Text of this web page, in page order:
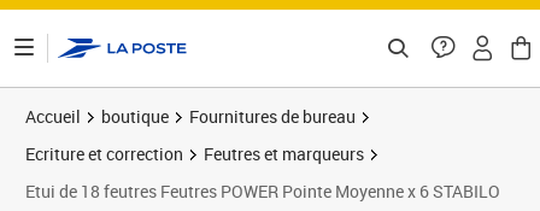
Accueil boutique
Fournitures de bureau
Ecriture et correction
Feutres et marqueurs
Etui de 18 feutres Feutres POWER Pointe Moyenne x 6 STABILO